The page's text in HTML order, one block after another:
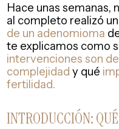
Hace unas semanas,
al completo realizó
de un adenomioma
te explicamos como
intervenciones son
complejidad y qué
fertilidad.
INTRODUCCIÓN: